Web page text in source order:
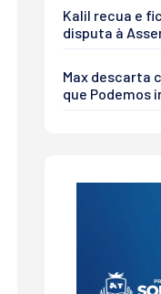
Kalil recua e
disputa à
Max descarta
que Podemos